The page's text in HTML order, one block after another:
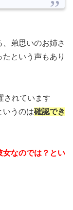
弟思いのお姉さ
という声もあり
されています
いうのは確認でき
女なのでは？とい